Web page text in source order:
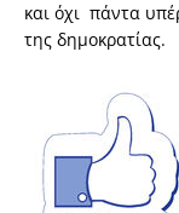
και όχι πάντα
της δημοκρατίας.